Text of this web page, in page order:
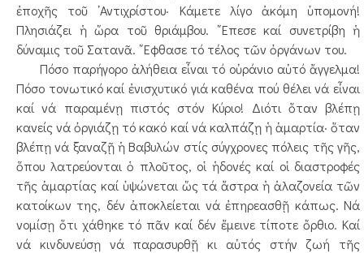
ἐποχῆς τοῦ ᾿Αντιχρίστου· Κάμετε λίγο ἀκόμη ὑπομονή!
Πλησιάζει ἡ ὥρα τοῦ θριάμβου. ῎Επεσε καί συνετρίβη ἡ
δύναμις τοῦ Σατανᾶ. ῎Εφθασε τό τέλος τῶν ὀργάνων του.
Πόσο παρήγορο ἀλήθεια εἶναι τό οὐράνιο αὐτό ἄγγελμα!
Πόσο τονωτικό καί ἐνισχυτικό γιά καθένα πού θέλει νά εἶναι
καί νά παραμένῃ πιστός στόν Κύριο! Διότι ὅταν βλέπῃ
κανείς νά ὀργιάζῃ τό κακό καί νά καλπάζῃ ἡ ἁμαρτία· ὅταν
βλέπῃ νά ξαναζῇ ἡ Βαβυλών στίς σύγχρονες πόλεις τῆς γῆς,
ὅπου λατρεύονται ὁ πλοῦτος, οἱ ἡδονές καί οἱ διαστροφές
τῆς ἁμαρτίας καί ὑψώνεται ὥς τά ἄστρα ἡ ἀλαζονεία τῶν
κατοίκων της, δέν ἀποκλείεται νά ἐπηρεασθῇ κάπως. Νά
νομίσῃ ὅτι χάθηκε τό πᾶν καί δέν ἔμεινε τίποτε ὄρθιο. Καί
νά κινδυνεύσῃ νά παρασυρθῇ κι αὐτός στήν ζωή τῆς